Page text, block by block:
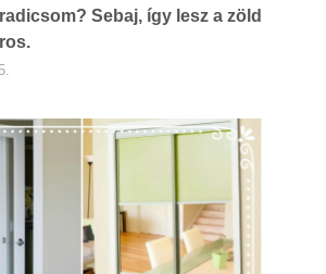
Sebaj, így lesz a zöld